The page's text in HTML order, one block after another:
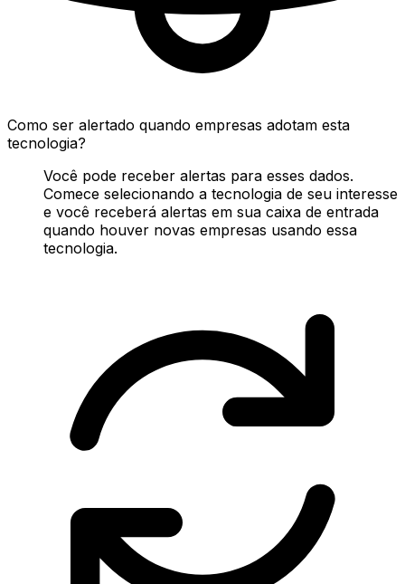
Como ser alertado quando empresas adotam esta
tecnologia?
Você pode receber alertas para esses dados.
Comece selecionando a tecnologia de seu interesse
e você receberá alertas em sua caixa de entrada
quando houver novas empresas usando essa
tecnologia.